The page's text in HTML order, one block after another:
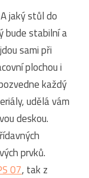
jaký stůl do
bude stabilní a
sami při
plochou i
každý
udělá vám
deskou.
prvků.
07, tak z